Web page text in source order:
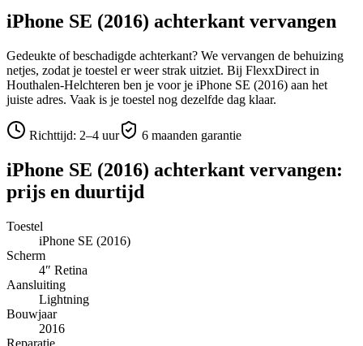
iPhone SE (2016) achterkant vervangen
Gedeukte of beschadigde achterkant? We vervangen de behuizing
netjes, zodat je toestel er weer strak uitziet. Bij FlexxDirect in
Houthalen-Helchteren ben je voor je iPhone SE (2016) aan het
juiste adres. Vaak is je toestel nog dezelfde dag klaar.
Richttijd: 2–4 uur 6 maanden garantie
iPhone SE (2016) achterkant vervangen:
prijs en duurtijd
Toestel
iPhone SE (2016)
Scherm
4″ Retina
Aansluiting
Lightning
Bouwjaar
2016
Reparatie